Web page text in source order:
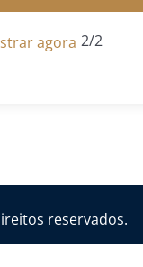
agora
reservados.